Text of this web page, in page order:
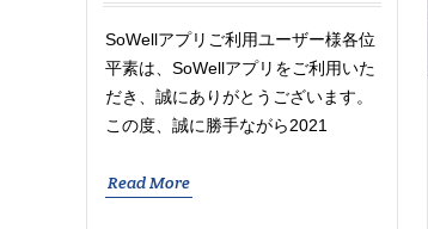
SoWellアプリご利用ユーザー様各位
平素は、SoWellアプリをご利用いた
だき、誠にありがとうございます。
この度、誠に勝手ながら2021
Read More